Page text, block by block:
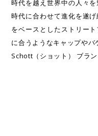
時代を越え世界中の人々
時代に合わせて進化を遂
をベースとしたストリー
に合うようなキャップやバ
Schott（ショット） ブラ